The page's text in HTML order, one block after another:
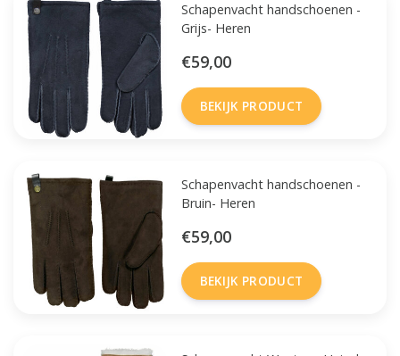
Schapenvacht handschoenen -
Grijs- Heren
€59,00
BEKIJK PRODUCT
Schapenvacht handschoenen -
Bruin- Heren
€59,00
BEKIJK PRODUCT